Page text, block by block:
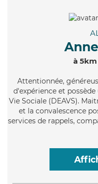
à 5km
Attentionnée,
d'expérience et
Vie Sociale (DEAVS).
et la convalescence
services de rappels,